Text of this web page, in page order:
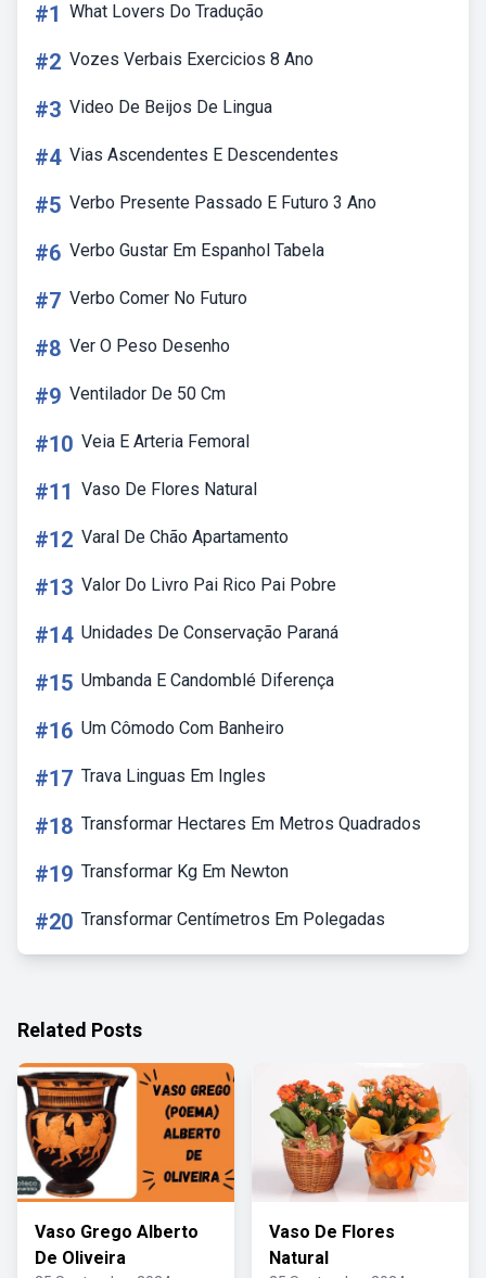
#1 What Lovers Do Tradução
#2 Vozes Verbais Exercicios 8 Ano
#3 Video De Beijos De Lingua
#4 Vias Ascendentes E Descendentes
#5 Verbo Presente Passado E Futuro 3 Ano
#6 Verbo Gustar Em Espanhol Tabela
#7 Verbo Comer No Futuro
#8 Ver O Peso Desenho
#9 Ventilador De 50 Cm
#10 Veia E Arteria Femoral
#11 Vaso De Flores Natural
#12 Varal De Chão Apartamento
#13 Valor Do Livro Pai Rico Pai Pobre
#14 Unidades De Conservação Paraná
#15 Umbanda E Candomblé Diferença
#16 Um Cômodo Com Banheiro
#17 Trava Linguas Em Ingles
#18 Transformar Hectares Em Metros Quadrados
#19 Transformar Kg Em Newton
#20 Transformar Centímetros Em Polegadas
Related Posts
Vaso Grego Alberto
De Oliveira
Vaso De Flores
Natural